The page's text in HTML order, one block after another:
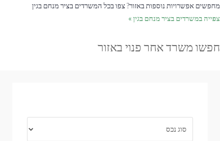
מחפשים אפשרויות נוספות באזור? צפו בכל המשרדים בציר מנחם בגין
צפייה במשרדים בציר מנחם בגין »
חפשו משרד אחר פנוי באזור